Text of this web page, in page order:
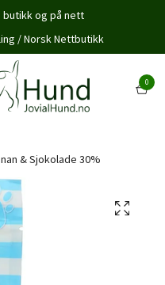
butikk og på nett
/ Norsk Nettbutikk
0
& Sjokolade 30%